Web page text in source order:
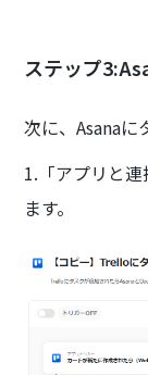
ステップ
次に、Asanaに
1.「アプリと
ます。